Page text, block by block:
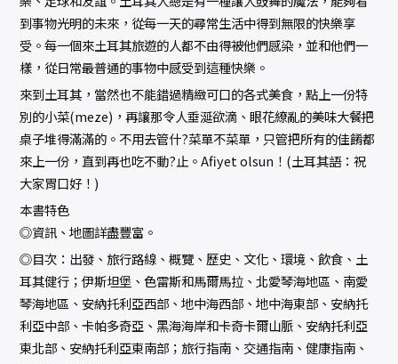
到事物光明的未來，從每一天的尋常生活中得到無限的快樂享
受。每一個來土耳其旅遊的人都不由得被他們感染，並和他們一
樣，從日常最普通的事物中感受到這種快樂。
來到土耳其，當然也不能錯過精緻可口的各式美食，點上一份特
別的小菜(meze)，再讓那令人垂涎欲滴、眼花繚亂的美味大餐把
桌子堆得滿滿的。不用去管什?菜單不菜單，只管把所有的佳餚都
來上一份，直到再也吃不動?止。Afiyet olsun！(土耳其語：祝
大家胃口好！)
本書特色
◎資訊、地圖詳盡豐富。
◎目次：出發、旅行路線、概覽、歷史、文化、環境、飲食、土
耳其健行；伊斯坦堡、色雷斯和馬爾馬拉、北愛琴海地區、南愛
琴海地區、安納托利亞西部、地中海西部、地中海東部、安納托
利亞中部、卡帕多奇亞、黑海海岸和卡奇卡爾山脈、安納托利亞
東北部、安納托利亞東南部；旅行指南、交通指南、健康指南、